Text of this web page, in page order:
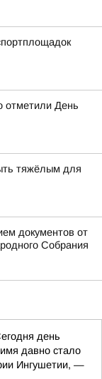
отметили День
тяжёлым для
документов от
Собрания
день
давно стало
Ингушетии, —